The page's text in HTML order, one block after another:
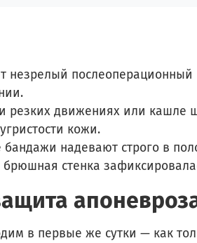
незрелый
резких движениях или кашле
кожи.
надевают строго в
стенка
в первые же сутки — как